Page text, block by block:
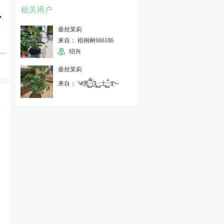
相关用户
垂丝茉莉
来自： 梧桐树666186
绍兴
垂丝茉莉
来自： ༄黑ོྂཾ࿆༊࿆土࿆ྂ࿐